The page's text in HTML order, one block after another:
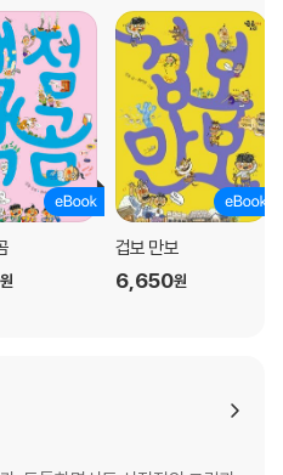
원
겁보 만보
6,650원